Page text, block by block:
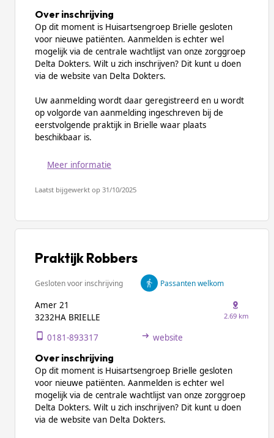
Over inschrijving
Op dit moment is Huisartsengroep Brielle gesloten
voor nieuwe patiënten. Aanmelden is echter wel
mogelijk via de centrale wachtlijst van onze zorggroep
Delta Dokters. Wilt u zich inschrijven? Dit kunt u doen
via de website van Delta Dokters.
Uw aanmelding wordt daar geregistreerd en u wordt
op volgorde van aanmelding ingeschreven bij de
eerstvolgende praktijk in Brielle waar plaats
beschikbaar is.
Meer informatie
Laatst bijgewerkt op 31/10/2025
Praktijk Robbers
Gesloten voor inschrijving Passanten welkom
Amer 21
3232HA BRIELLE
2.69 km
0181-893317 website
Over inschrijving
Op dit moment is Huisartsengroep Brielle gesloten
voor nieuwe patiënten. Aanmelden is echter wel
mogelijk via de centrale wachtlijst van onze zorggroep
Delta Dokters. Wilt u zich inschrijven? Dit kunt u doen
via de website van Delta Dokters.